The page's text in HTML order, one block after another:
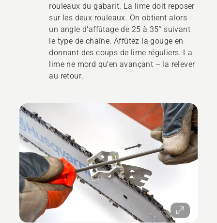
rouleaux du gabarit. La lime doit reposer
sur les deux rouleaux. On obtient alors
un angle d’affûtage de 25 à 35° suivant
le type de chaîne. Affûtez la gouge en
donnant des coups de lime réguliers. La
lime ne mord qu’en avançant – la relever
au retour.